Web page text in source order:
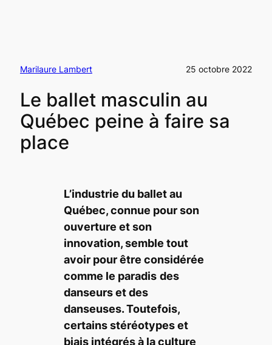
Marilaure Lambert 25 octobre 2022
Le ballet masculin au
Québec peine à faire sa
place
L’industrie du ballet au
Québec, connue pour son
ouverture et son
innovation, semble tout
avoir pour être considérée
comme le paradis des
danseurs et des
danseuses. Toutefois,
certains stéréotypes et
biais intégrés à la culture